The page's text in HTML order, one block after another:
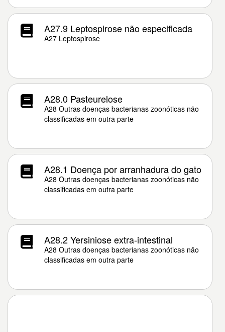
A27.9 Leptospirose não especificada
A27 Leptospirose
A28.0 Pasteurelose
A28 Outras doenças bacterianas zoonóticas não
classificadas em outra parte
A28.1 Doença por arranhadura do gato
A28 Outras doenças bacterianas zoonóticas não
classificadas em outra parte
A28.2 Yersiniose extra-intestinal
A28 Outras doenças bacterianas zoonóticas não
classificadas em outra parte